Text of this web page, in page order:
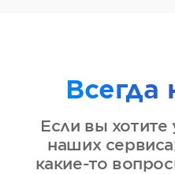
Всегда
Если вы
наших
какие-то